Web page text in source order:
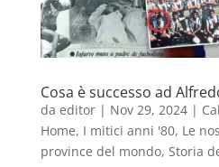
Cosa è successo ad
da editor| Nov 29, 2024|
Home, I mitici anni '80, Le
province del mondo, Storia